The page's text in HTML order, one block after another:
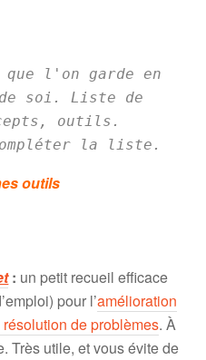
l'on garde en
de soi. Liste de
outils.
la liste.
outils
: un petit recueil efficace
pour l’amélioration
de problèmes. À
Très utile, et vous évite de